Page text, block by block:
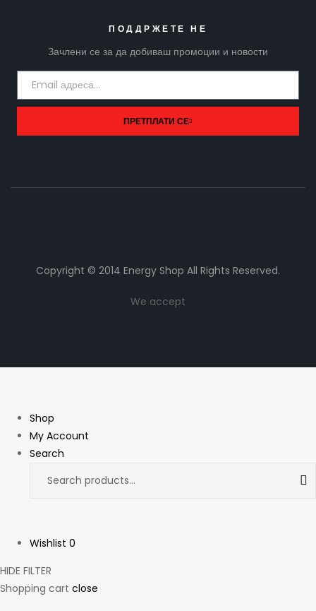
ПОДДРЖЕТЕ НЕ
Зачлени се за да добиваш промоции и новости
ПРЕТПЛАТИ СЕ
Copyright © 2014 Energy Shop All Rights Reserved.
We accept
Shop
My Account
Search
Wishlist 0
HIDE FILTER
Shopping cart close